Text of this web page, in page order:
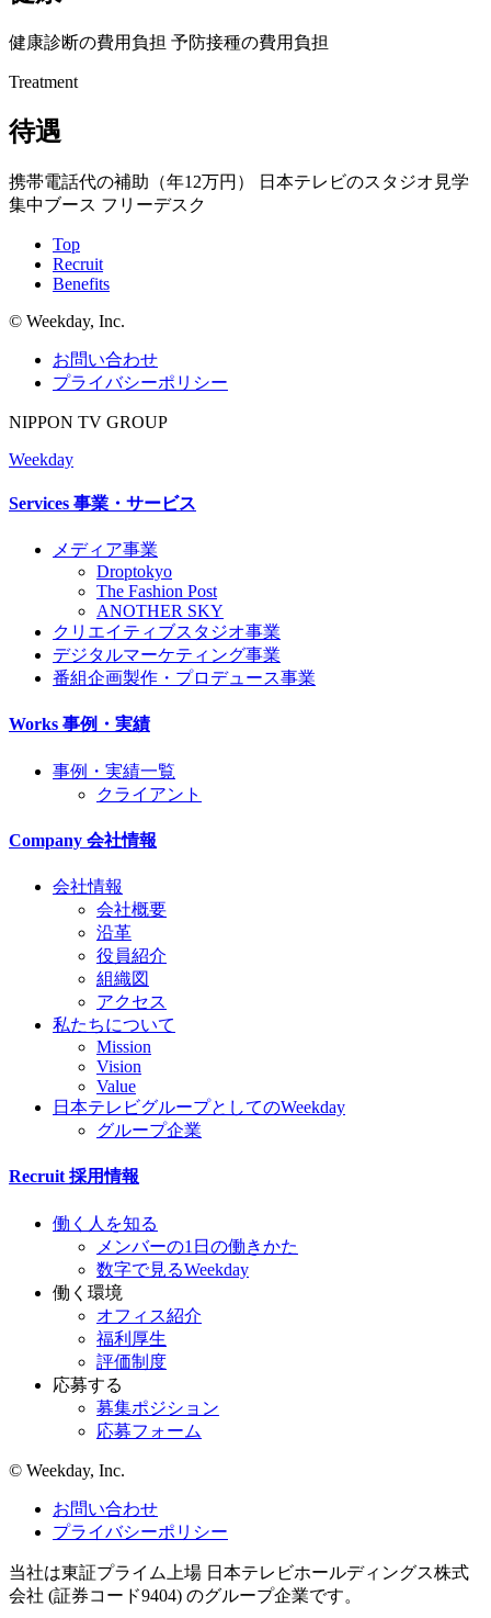
健康診断の費用負担 予防接種の費用負担
Treatment
待遇
携帯電話代の補助（年12万円）
日本テレビのスタジオ見学
集中ブース フリーデスク
Top
Recruit
Benefits
©︎ Weekday, Inc.
お問い合わせ
プライバシーポリシー
NIPPON TV GROUP
Weekday
Services 事業・サービス
メディア事業
Droptokyo
The Fashion Post
ANOTHER SKY
クリエイティブスタジオ事業
デジタルマーケティング事業
番組企画製作・プロデュース事業
Works 事例・実績
事例・実績一覧
クライアント
Company 会社情報
会社情報
会社概要
沿革
役員紹介
組織図
アクセス
私たちについて
Mission
Vision
Value
日本テレビグループとしてのWeekday
グループ企業
Recruit 採用情報
働く人を知る
メンバーの1日の働きかた
数字で見るWeekday
働く環境
オフィス紹介
福利厚生
評価制度
応募する
募集ポジション
応募フォーム
©︎ Weekday, Inc.
お問い合わせ
プライバシーポリシー
当社は東証プライム上場 日本テレビホールディングス株式
会社 (証券コード9404) のグループ企業です。